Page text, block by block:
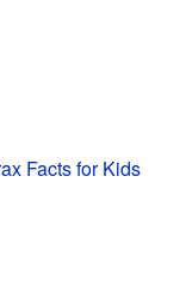
Facts for Kids